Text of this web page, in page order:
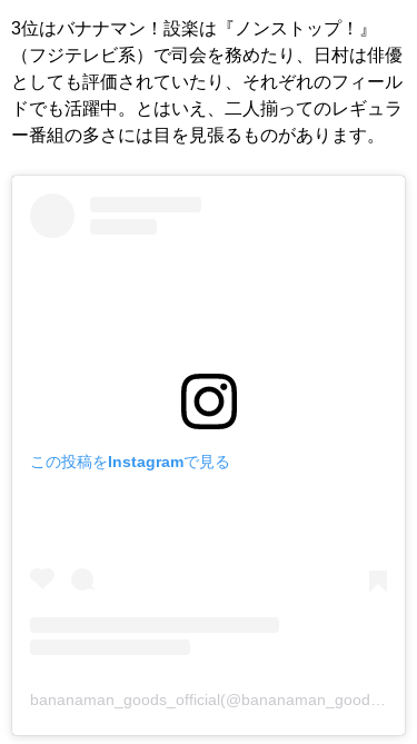
3位はバナナマン！設楽は『ノンストップ！』
（フジテレビ系）で司会を務めたり、日村は俳優
としても評価されていたり、それぞれのフィール
ドでも活躍中。とはいえ、二人揃ってのレギュラ
ー番組の多さには目を見張るものがあります。
この投稿をInstagramで見る
bananaman_goods_official(@bananaman_goods_official)がシェアした投稿